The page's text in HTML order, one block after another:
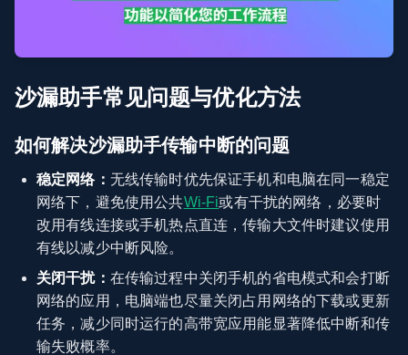
沙漏助手常见问题与优化方法
如何解决沙漏助手传输中断的问题
稳定网络： 无线传输时优先保证手机和电脑在同一稳定
网络下，避免使用公共Wi-Fi或有干扰的网络，必要时
改用有线连接或手机热点直连，传输大文件时建议使用
有线以减少中断风险。
关闭干扰： 在传输过程中关闭手机的省电模式和会打断
网络的应用，电脑端也尽量关闭占用网络的下载或更新
任务，减少同时运行的高带宽应用能显著降低中断和传
输失败概率。